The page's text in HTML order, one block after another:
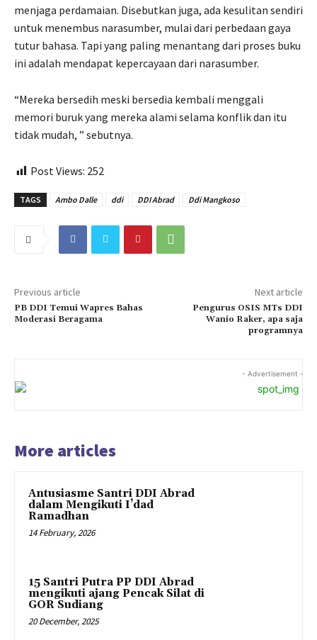
menjaga perdamaian. Disebutkan juga, ada kesulitan sendiri
untuk menembus narasumber, mulai dari perbedaan gaya
tutur bahasa. Tapi yang paling menantang dari proses buku
ini adalah mendapat kepercayaan dari narasumber.
“Mereka bersedih meski bersedia kembali menggali
memori buruk yang mereka alami selama konflik dan itu
tidak mudah, ” sebutnya.
Post Views: 252
TAGS Ambo Dalle ddi DDI Abrad Ddi Mangkoso
Previous article
PB DDI Temui Wapres Bahas
Moderasi Beragama
Next article
Pengurus OSIS MTs DDI
Wanio Raker, apa saja
programnya
- Advertisement -
More articles
Antusiasme Santri DDI Abrad
dalam Mengikuti I’dad
Ramadhan
14 February, 2026
15 Santri Putra PP DDI Abrad
mengikuti ajang Pencak Silat di
GOR Sudiang
20 December, 2025